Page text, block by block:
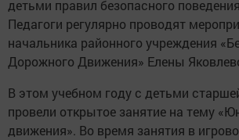
детьми правил безопасного
Педагоги регулярно проводят
начальника районного учреждения
Дорожного Движения» Елены
В этом учебном году с детьми
провели открытое занятие на тему
движения». Во время занятия в